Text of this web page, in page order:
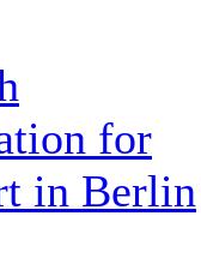
for
in Berlin